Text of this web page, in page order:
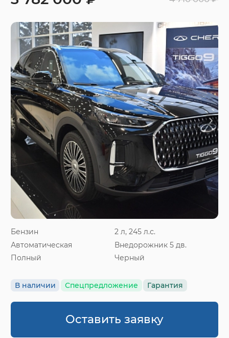
Бензин
2 л, 245 л.с.
Автоматическая
Внедорожник 5 дв.
Полный
Черный
В наличии Спецпредложение Гарантия
Оставить заявку